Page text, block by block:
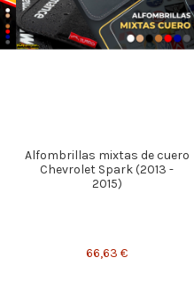
Alfombrillas mixtas de cuero
Chevrolet Spark (2013 -
2015)
66,63 €